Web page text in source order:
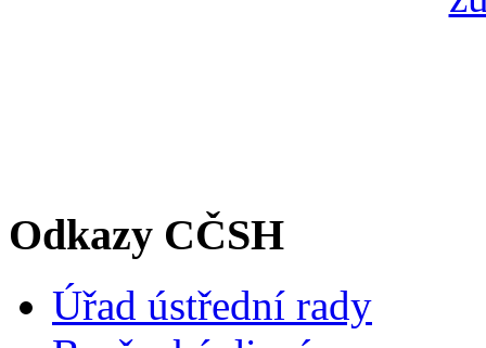
Odkazy CČSH
Úřad ústřední rady